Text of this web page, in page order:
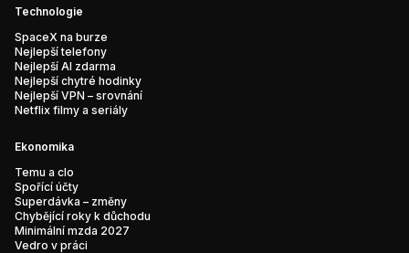
Technologie
SpaceX na burze
Nejlepší telefony
Nejlepší AI zdarma
Nejlepší chytré hodinky
Nejlepší VPN – srovnání
Netflix filmy a seriály
Ekonomika
Temu a clo
Spořící účty
Superdávka – změny
Chybějící roky k důchodu
Minimální mzda 2027
Vedro v práci